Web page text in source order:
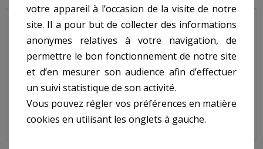
TURBO JET - SP1450 - Enjoliveur chromé, SP1450ES
, sur image ref NR.
votre appareil à l’occasion de la visite de notre
site. Il a pour but de collecter des informations
anonymes relatives à votre navigation, de
permettre le bon fonctionnement de notre site
et d’en mesurer son audience afin d’effectuer
un suivi statistique de son activité.
Vous pouvez régler vos préférences en matière
cookies en utilisant les onglets à gauche.